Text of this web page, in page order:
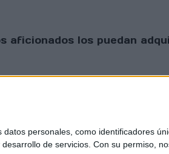
personales, como identificadores
de servicios. Con su permiso,
aficionados los puedan